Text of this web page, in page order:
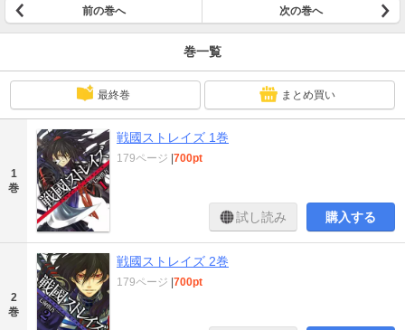
前の巻へ 次の巻へ
巻一覧
最終巻 まとめ買い
1
巻
戦國ストレイズ 1巻
179ページ |700pt
試し読み 購入する
2
巻
戦國ストレイズ 2巻
179ページ |700pt